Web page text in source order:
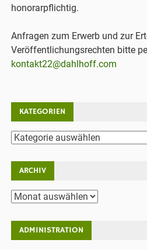
honorarpflichtig.
Anfragen zum Erwerb und zur
Veröffentlichungsrechten bitte
kontakt22@dahlhoff.com
KATEGORIEN
Kategorien
ARCHIV
Archiv
ADMINISTRATION